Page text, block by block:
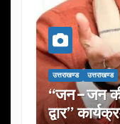
जन–जन के